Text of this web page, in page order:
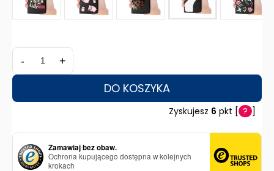
- +
DO KOSZYKA
Zyskujesz 6 pkt [ ? ]
Zamawiaj bez obaw.
Ochrona kupującego dostępna w kolejnych
krokach